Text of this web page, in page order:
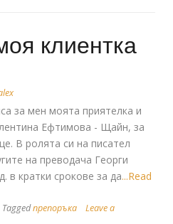
клиентка
за мен моята приятелка и
Ефтимова - Щайн, за
В ролята си на писател
на преводача Георги
в кратки срокове за да...Read
Taggedпрепоръка
Leave a